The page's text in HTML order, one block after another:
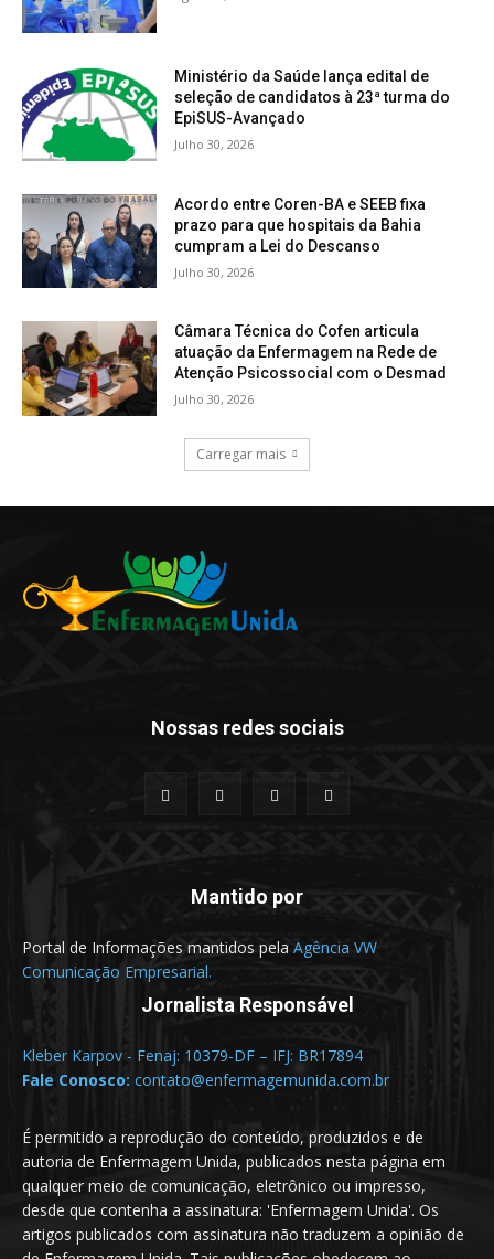
Ministério da Saúde lança edital de
seleção de candidatos à 23ª turma do
EpiSUS-Avançado
Julho 30, 2026
Acordo entre Coren-BA e SEEB fixa
prazo para que hospitais da Bahia
cumpram a Lei do Descanso
Julho 30, 2026
Câmara Técnica do Cofen articula
atuação da Enfermagem na Rede de
Atenção Psicossocial com o Desmad
Julho 30, 2026
Carregar mais
Nossas redes sociais
Mantido por
Portal de Informações mantidos pela Agência VW
Comunicação Empresarial.
Jornalista Responsável
Kleber Karpov - Fenaj: 10379-DF – IFJ: BR17894
Fale Conosco: contato@enfermagemunida.com.br
É permitido a reprodução do conteúdo, produzidos e de
autoria de Enfermagem Unida, publicados nesta página em
qualquer meio de comunicação, eletrônico ou impresso,
desde que contenha a assinatura: 'Enfermagem Unida'. Os
artigos publicados com assinatura não traduzem a opinião de